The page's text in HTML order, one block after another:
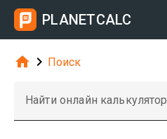
PLANETCALC
  Поиск
Найти онлайн калькулятор